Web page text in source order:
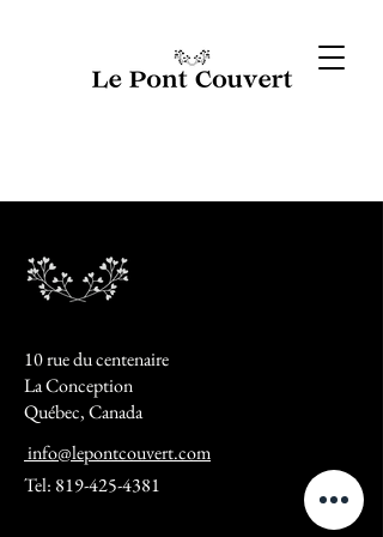
10 rue du centenaire
La Conception
Québec, Canada
info@lepontcouvert.com
Tel: 819-425-4381